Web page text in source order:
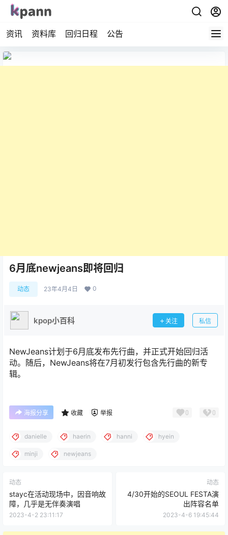
资讯 资料库 回归日程 公告
6月底newjeans即将回归
动态 23年4月4日 0
kpop小百科 关注 私信
NewJeans计划于6月底发布先行曲，并正式开始回归活
动。随后，NewJeans将在7月初发行包含先行曲的新专
辑。
海报分享 收藏 举报 0 0
danielle haerin hanni hyein
minji newjeans
动态
stayc在活动现场中，因音响故
障，几乎是无伴奏演唱
2023-4-2 23:11:17
动态
4/30开始的SEOUL FESTA演
出阵容名单
2023-4-6 19:45:44